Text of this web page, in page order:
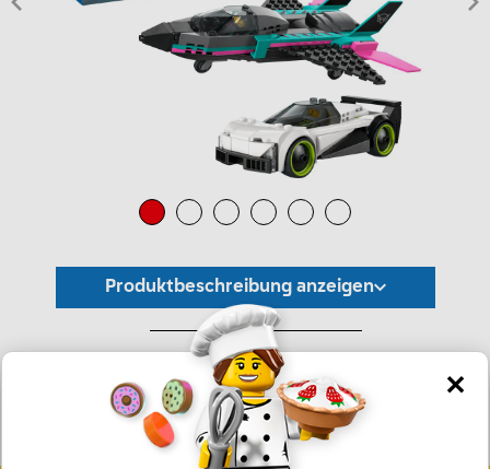
Produktbeschreibung anzeigen
*Unverbindliche Preisempfehlung -
Die Preisgestaltung liegt im alleinigen Ermessen des Händlers